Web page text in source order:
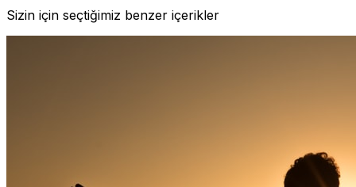
Sizin için seçtiğimiz benzer içerikler